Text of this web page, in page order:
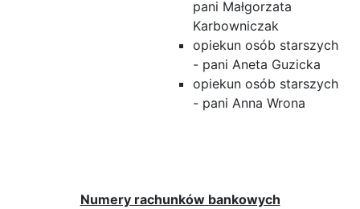
pani Małgorzata
Karbowniczak
opiekun osób starszych
- pani Aneta Guzicka
opiekun osób starszych
- pani Anna Wrona
Numery rachunków bankowych